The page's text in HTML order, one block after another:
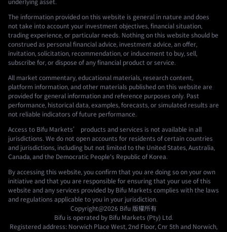
underlying asset.
The information provided on this website is general in nature and does
not take into account your investment objectives, financial situation,
trading experience, or particular needs. Nothing on this website should be
construed as personal financial advice, investment advice, an offer,
invitation, solicitation, recommendation, or inducement to buy, sell,
subscribe for, or dispose of any financial product or service.
All market commentary, educational materials, research content,
platform information, and other materials published on this website are
provided for general information and reference purposes only. Past
performance, historical data, examples, forecasts, or simulated results are
not reliable indicators of future performance.
Access to Bifu Markets’ products and services is not available in all
jurisdictions. We do not open accounts for residents of certain countries
and jurisdictions, including but not limited to the United States, Australia,
Canada, and the Democratic People's Republic of Korea.
By accessing this website, you confirm that you are doing so on your own
initiative and that you are responsible for ensuring that your use of this
website and any services provided by Bifu Markets complies with the laws
and regulations applicable to you in your jurisdiction.
Copyright@2026 Bifu 版權所有
Bifu is operated by Bifu Markets (Pty) Ltd.
Registered address: Norwich Place West, 2nd Floor, Cnr 5th and Norwich,